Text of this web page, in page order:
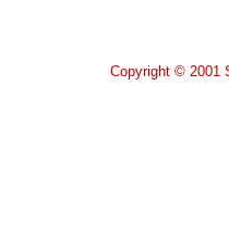
Copyright © 2001